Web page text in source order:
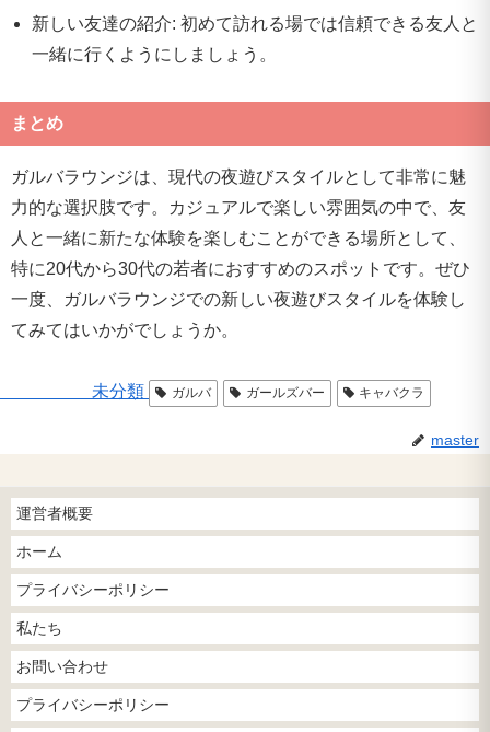
新しい友達の紹介: 初めて訪れる場では信頼できる友人と
一緒に行くようにしましょう。
まとめ
ガルバラウンジは、現代の夜遊びスタイルとして非常に魅
力的な選択肢です。カジュアルで楽しい雰囲気の中で、友
人と一緒に新たな体験を楽しむことができる場所として、
特に20代から30代の若者におすすめのスポットです。ぜひ
一度、ガルバラウンジでの新しい夜遊びスタイルを体験し
てみてはいかがでしょうか。
未分類 ガルバ ガールズバー キャバクラ
master
運営者概要
ホーム
プライバシーポリシー
私たち
お問い合わせ
プライバシーポリシー